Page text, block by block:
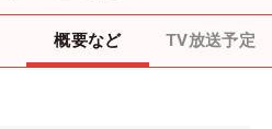
概要など TV放送予定